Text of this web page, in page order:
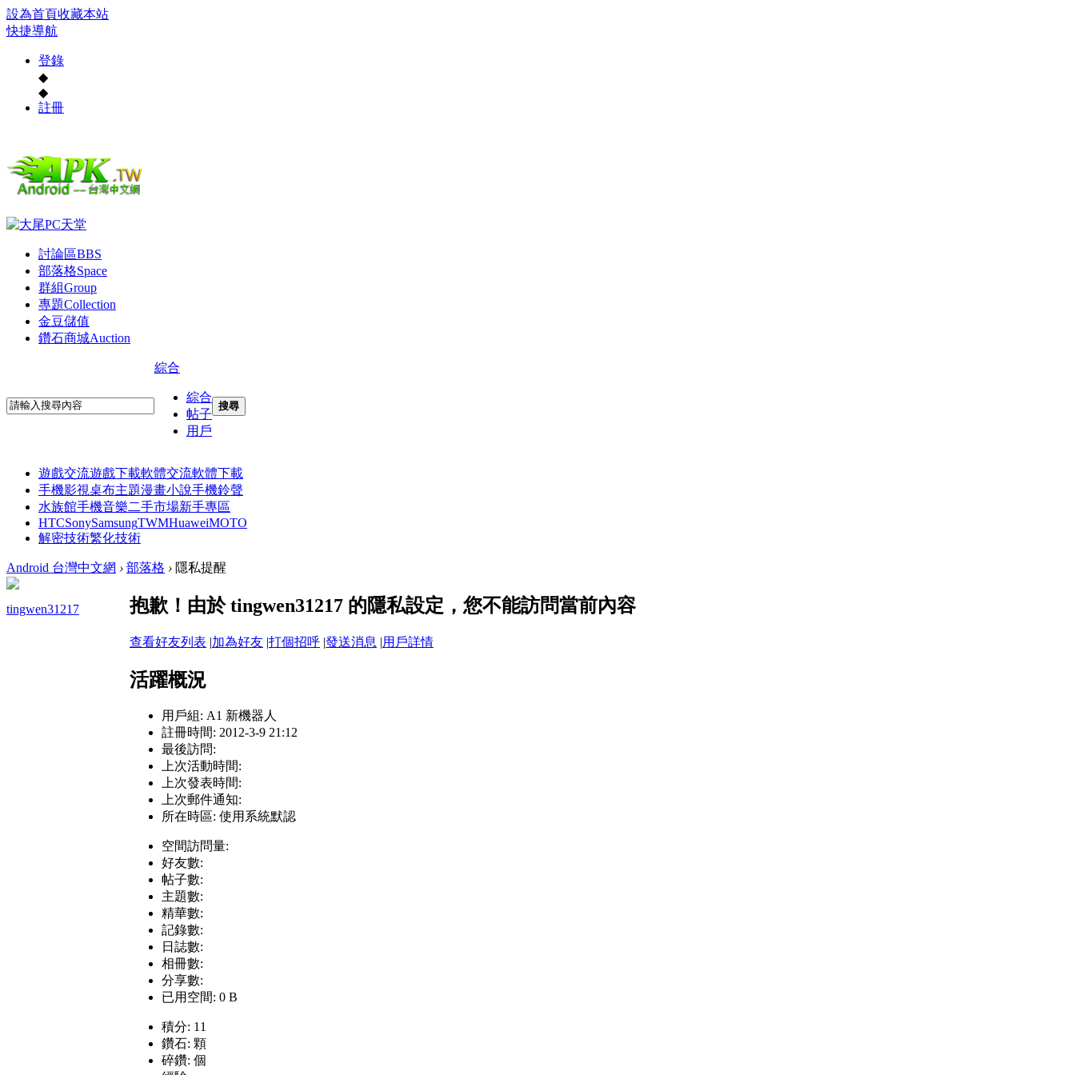
設為首頁收藏本站
快捷導航
登錄
◆
◆
註冊
討論區BBS
部落格Space
群組Group
專題Collection
金豆儲值
鑽石商城Auction
綜合
綜合
帖子
用戶
搜尋
遊戲交流遊戲下載軟體交流軟體下載
手機影視桌布主題漫畫小說手機鈴聲
水族館手機音樂二手市場新手專區
HTCSonySamsungTWMHuaweiMOTO
解密技術繁化技術
Android 台灣中文網 › 部落格 › 隱私提醒
tingwen31217 抱歉！由於 tingwen31217 的隱私設定，您不能訪問當前內容
查看好友列表 |加為好友 |打個招呼 |發送消息 |用戶詳情
活躍概況
用戶組: A1 新機器人
註冊時間: 2012-3-9 21:12
最後訪問:
上次活動時間:
上次發表時間:
上次郵件通知:
所在時區: 使用系統默認
空間訪問量:
好友數:
帖子數:
主題數:
精華數:
記錄數:
日誌數:
相冊數:
分享數:
已用空間: 0 B
積分: 11
鑽石: 顆
碎鑽: 個